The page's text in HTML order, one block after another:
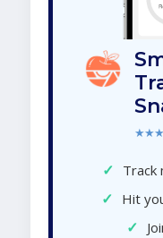
✓ Track
✓ Hit
✓